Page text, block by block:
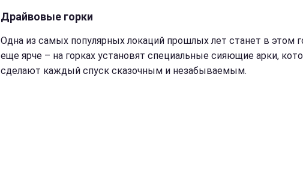
Драйвовые горки
Одна из самых популярных локаций прошлых лет станет в этом
еще ярче – на горках установят специальные сияющие арки,
сделают каждый спуск сказочным и незабываемым.